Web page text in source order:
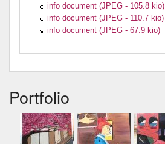
info document (JPEG - 105.8 kio)
info document (JPEG - 110.7 kio)
info document (JPEG - 67.9 kio)
Portfolio